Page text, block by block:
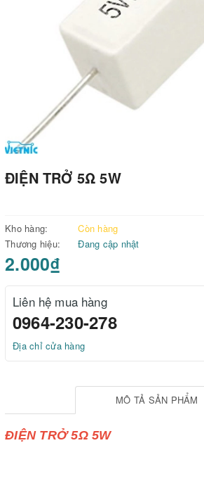
ĐIỆN TRỞ 5Ω 5W
Kho hàng:
Còn hàng
Thương hiệu:
Đang cập nhật
2.000₫
Liên hệ mua hàng
0964-230-278
Địa chỉ cửa hàng
MÔ TẢ SẢN PHẨM
ĐIỆN TRỞ 5Ω 5W